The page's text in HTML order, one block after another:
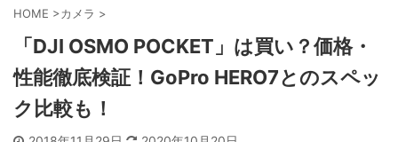
HOME >カメラ >
「DJI OSMO POCKET」は買い？価格・
性能徹底検証！GoPro HERO7とのスペッ
ク比較も！